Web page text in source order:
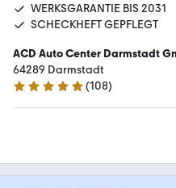
WERKSGARANTIE BIS 2031
SCHECKHEFT GEPFLEGT
ACD Auto Center Darmstadt
64289 Darmstadt
4.9 Sterne
(108)